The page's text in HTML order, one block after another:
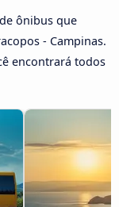
ônibus que
- Campinas.
encontrará todos